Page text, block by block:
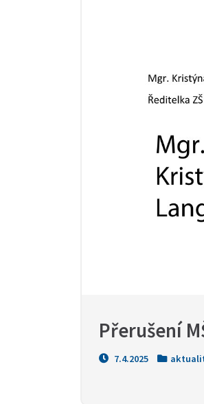
Přerušení
7.4.2025